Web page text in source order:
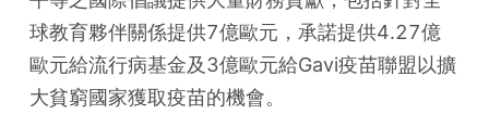
球教育夥伴關係提供7億歐元，承諾提供4.27億
歐元給流行病基金及3億歐元給Gavi疫苗聯盟以擴
大貧窮國家獲取疫苗的機會。